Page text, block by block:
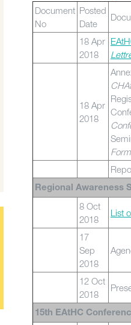
Document
No
Posted
Date
18 Apr
2018
18 Apr
2018
Regional Awareness
8 Oct
2018
List
17
Sep
2018
12 Oct
2018
15th EAtHC